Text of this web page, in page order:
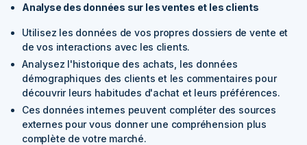
Analyse des données sur les ventes et les clients
Utilisez les données de vos propres dossiers de vente et
de vos interactions avec les clients.
Analysez l'historique des achats, les données
démographiques des clients et les commentaires pour
découvrir leurs habitudes d'achat et leurs préférences.
Ces données internes peuvent compléter des sources
externes pour vous donner une compréhension plus
complète de votre marché.